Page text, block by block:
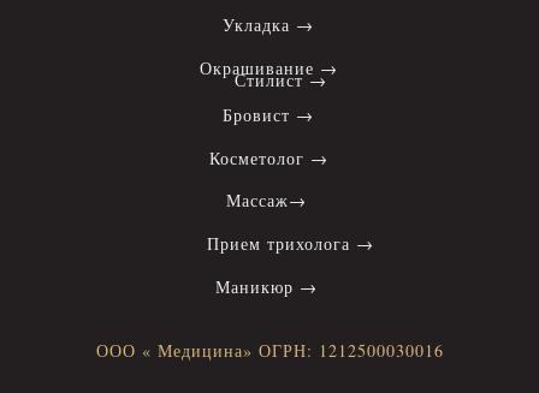
Укладка →
Окрашивание →
Стилист →
Прием трихолога →
Маникюр →
Массаж→
Бровист →
Косметолог →
ООО « Медицина» ОГРН: 1212500030016